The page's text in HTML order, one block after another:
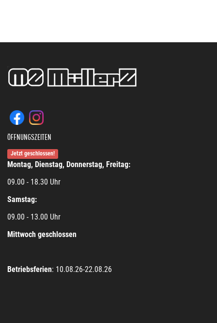
ÖFFNUNGSZEITEN
Jetzt geschlossen!
Montag, Dienstag, Donnerstag, Freitag:
09.00 - 18.30 Uhr
Samstag:
09.00 - 13.00 Uhr
Mittwoch geschlossen
Betriebsferien: 10.08.26-22.08.26